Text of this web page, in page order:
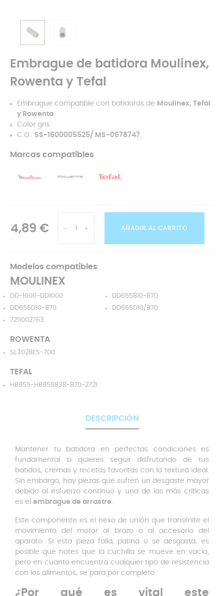
Embrague de batidora Moulinex,
Rowenta y Tefal
Embrague compatible con batidoras de Moulinex, Tefal
y Rowenta
Color gris
C.O.: SS-1600005525/ MS-0678747
Marcas compatibles
4,89 € AÑADIR AL CARRITO
Modelos compatibles
MOULINEX
DD-1000-DD1000
DD655810-870
DD655D10-870
DD655D10/870
7211002763
ROWENTA
SL3028ES-700
TEFAL
HB655-HB659838-870-2721
DESCRIPCIÓN
Mantener tu batidora en perfectas condiciones es
fundamental si quieres seguir disfrutando de tus
batidos, cremas y recetas favoritas con la textura ideal.
Sin embargo, hay piezas que sufren un desgaste mayor
debido al esfuerzo continuo y una de las más críticas
es el embrague de arrastre.
Este componente es el nexo de unión que transmite el
movimiento del motor al brazo o al accesorio del
aparato. Si esta pieza falla, patina o se desgasta, es
posible que notes que la cuchilla se mueve en vacío,
pero en cuanto encuentra cualquier tipo de resistencia
con los alimentos, se para por completo.
¿Por qué es vital este